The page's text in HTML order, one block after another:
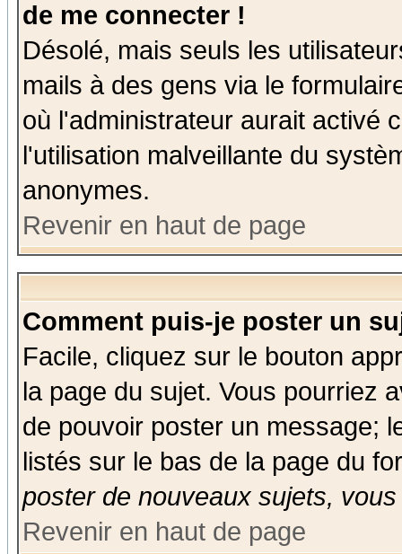
de me connecter !
Désolé, mais seuls les
mails à des gens via le
où l'administrateur aurait activé
l'utilisation malveillante du
anonymes.
Revenir en haut de page
Comment puis-je poster un
Facile, cliquez sur le bouton
la page du sujet. Vous pourriez
de pouvoir poster un message;
listés sur le bas de la page du
poster de nouveaux sujets,
Revenir en haut de page